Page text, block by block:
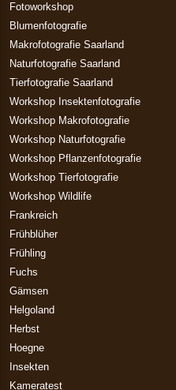
Fotoworkshop
Blumenfotografie
Makrofotografie Saarland
Naturfotografie Saarland
Tierfotografie Saarland
Workshop Insektenfotografie
Workshop Makrofotografie
Workshop Naturfotografie
Workshop Pflanzenfotografie
Workshop Tierfotografie
Workshop Wildlife
Frankreich
Frühblüher
Frühling
Fuchs
Gämsen
Helgoland
Herbst
Hoegne
Insekten
Kameratest